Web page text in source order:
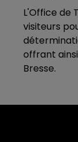
L'Office de
visiteurs
offrant
Bresse.